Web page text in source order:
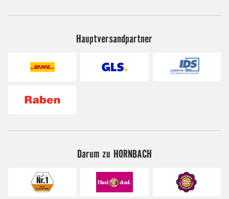
Hauptversandpartner
Darum zu HORNBACH